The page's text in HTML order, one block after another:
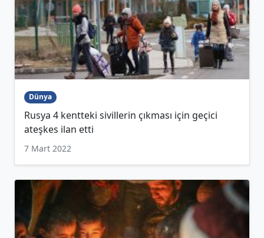
Dünya
Rusya 4 kentteki sivillerin çıkması için geçici
ateşkes ilan etti
7 Mart 2022